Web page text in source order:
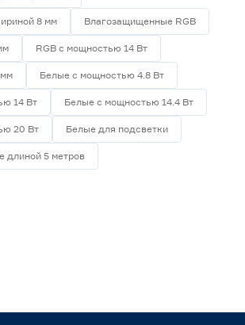
8 мм Влагозащищенные RGB
RGB с мощностью 14 Вт
Белые с мощностью 4.8 Вт
14 Вт Белые с мощностью 14.4 Вт
20 Вт Белые для подсветки
длиной 5 метров